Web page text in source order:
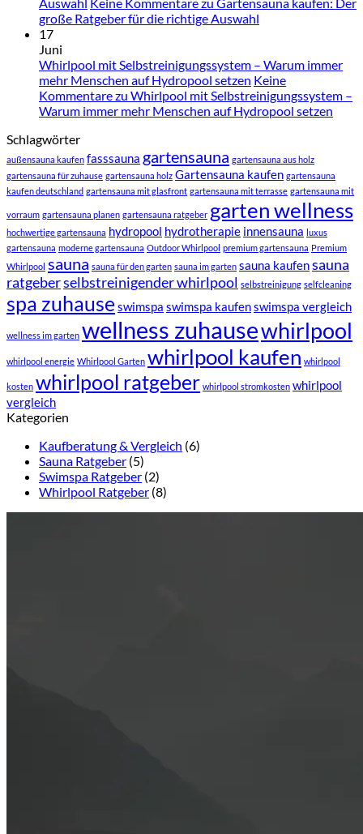
große Ratgeber für die richtige Auswahl
17
Juni
Whirlpool mit Selbstreinigungssystem – Warum immer
mehr Menschen auf Hydropool setzen Keine
Kommentarezu Whirlpool mit Selbstreinigungssystem –
Warum immer mehr Menschen auf Hydropool setzen
Schlagwörter
außensauna kaufen fasssauna gartensauna gartensauna aus holz
gartensauna für zuhause gartensauna holz Gartensauna kaufen gartensauna
kaufen deutschland gartensauna mit glasfront gartensauna mit terrasse gartensauna mit
vorraum gartensauna planen gartensauna ratgeber garten wellness
hochwertige gartensauna hydropool hydrotherapie innensauna luxus
gartensauna moderne gartensauna Outdoor Whirlpool premium gartensauna Premium
Whirlpool sauna sauna für den garten sauna im garten sauna kaufensauna
ratgeberselbstreinigender whirlpool selbstreinigung selfcleaning
spa zuhause swimspa swimspa kaufenswimspa vergleich
wellness im garten wellness zuhausewhirlpool
whirlpool energie Whirlpool Garten whirlpool kaufen whirlpool
kosten whirlpool ratgeber whirlpool stromkosten whirlpool
vergleich
Kategorien
Kaufberatung & Vergleich (6)
Sauna Ratgeber (5)
Swimspa Ratgeber (2)
Whirlpool Ratgeber (8)